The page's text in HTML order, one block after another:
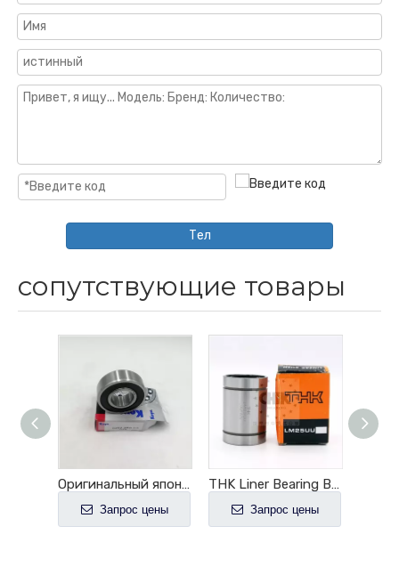
Тел
сопутствующие товары
Оригинальный японский подшипник марки Koyo 6200 ZZ 2RS
Запрос цены
THK Liner Bearing Вал линейного подшипника 25 мм
Запрос цены